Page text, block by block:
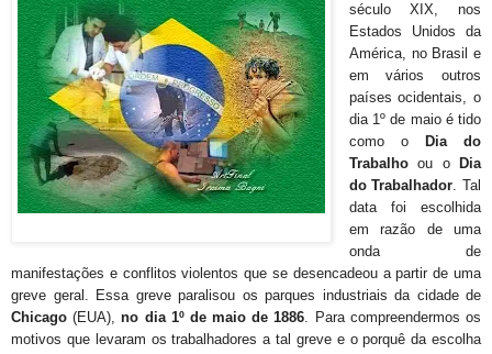
século XIX, nos
Estados Unidos da
América, no Brasil e
em vários outros
países ocidentais, o
dia 1º de maio é tido
como o
Dia do
Trabalhoou o
Dia
do Trabalhador. Tal
data foi escolhida
em razão de uma
onda de
manifestações e conflitos violentos que se desencadeou a partir de uma
greve geral. Essa greve paralisou os parques industriais da cidade de
Chicago(EUA),no dia 1º de maio de 1886. Para compreendermos os
motivos que levaram os trabalhadores a tal greve e o porquê da escolha